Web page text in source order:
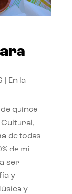
En la
quince
Cultural,
de todas
de mi
ser
y
y